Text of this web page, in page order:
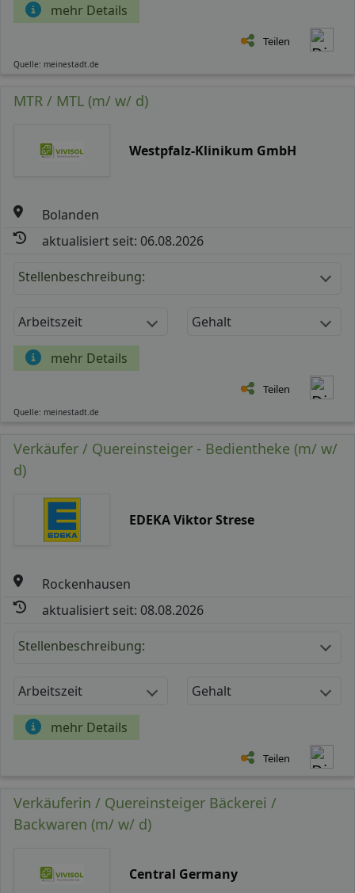
mehr Details
Teilen
Quelle: meinestadt.de
MTR / MTL (m/ w/ d)
Westpfalz-Klinikum GmbH
Bolanden
aktualisiert seit: 06.08.2026
Stellenbeschreibung:
Arbeitszeit Gehalt
mehr Details
Teilen
Quelle: meinestadt.de
Verkäufer / Quereinsteiger - Bedientheke (m/ w/
d)
EDEKA Viktor Strese
Rockenhausen
aktualisiert seit: 08.08.2026
Stellenbeschreibung:
Arbeitszeit Gehalt
mehr Details
Teilen
Verkäuferin / Quereinsteiger Bäckerei /
Backwaren (m/ w/ d)
Central Germany